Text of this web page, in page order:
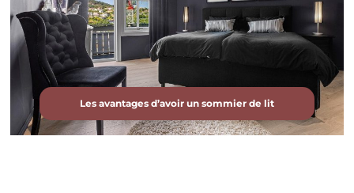
Les avantages d’avoir un sommier de lit